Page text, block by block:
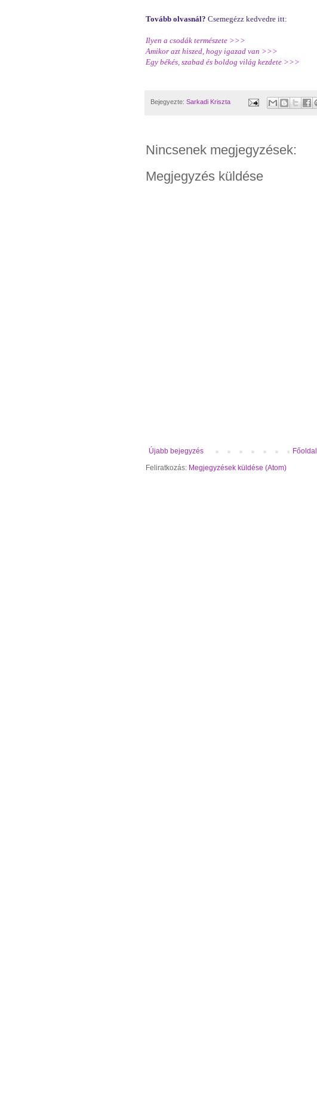
Tovább olvasnál? Csemegézz kedvedre itt:
Ilyen a csodák természete >>>
Amikor azt hiszed, hogy igazad van >>>
Egy békés, szabad és boldog világ kezdete >>>
Bejegyezte: Sarkadi Kriszta
Nincsenek megjegyzések:
Megjegyzés küldése
Újabb bejegyzés
Főoldal
Feliratkozás: Megjegyzések küldése (Atom)